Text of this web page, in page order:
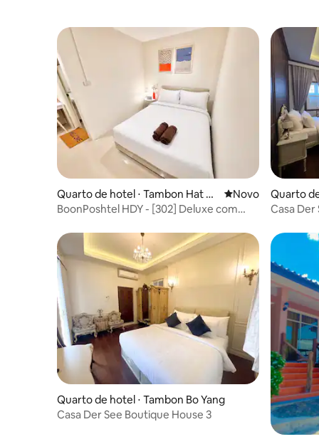
Quarto de hotel ⋅ Tambon Hat Ya
i
Novo lugar para
Novo
BoonPoshtel HDY - [302] Deluxe com
Quarto
ang
Casa Der
Quarto de hotel ⋅ Tambon Bo Yang
Casa Der See Boutique House 3